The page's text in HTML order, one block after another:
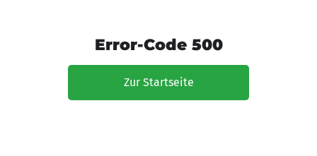
Error-Code 500
Zur Startseite